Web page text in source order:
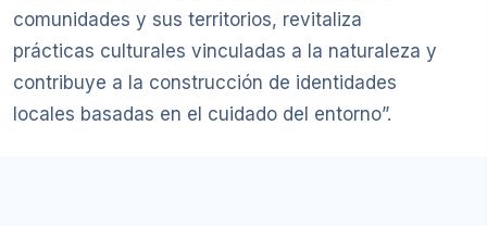
comunidades y sus territorios, revitaliza
prácticas culturales vinculadas a la naturaleza y
contribuye a la construcción de identidades
locales basadas en el cuidado del entorno”.